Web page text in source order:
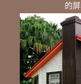
的